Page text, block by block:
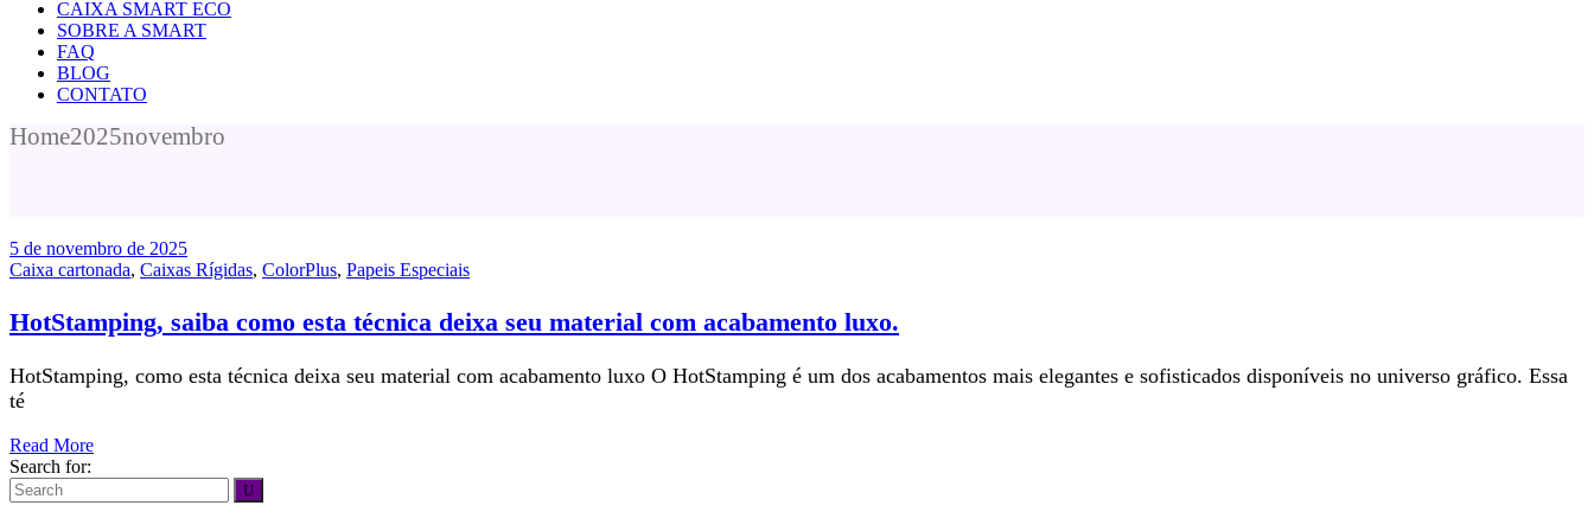
CAIXA SMART ECO
SOBRE A SMART
FAQ
BLOG
CONTATO
Home2025novembro
5 de novembro de 2025
Caixa cartonada, Caixas Rígidas, ColorPlus, Papeis Especiais
HotStamping, saiba como esta técnica deixa seu material com acabamento luxo.
HotStamping, como esta técnica deixa seu material com acabamento luxo O HotStamping é um dos acabamentos mais elegantes e sofisticados disponíveis no universo gráfico. Essa
té
Read More
Search for: